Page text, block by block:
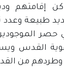
إقامتهم
طبيعة وعدد
حصر
القدس
من